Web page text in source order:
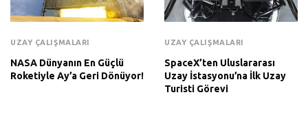
UZAY ÇALIŞMALARI
NASA Dünyanın En Güçlü
Roketiyle Ay’a Geri Dönüyor!
UZAY ÇALIŞMALARI
SpaceX’ten Uluslararası
Uzay İstasyonu’na İlk Uzay
Turisti Görevi